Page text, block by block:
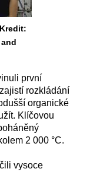
první
rozkládání
organické
Klíčovou
2 000 °C.
vysoce